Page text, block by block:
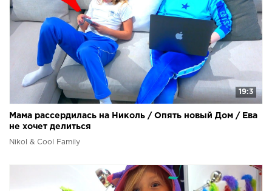
19:3
Мама рассердилась на Николь / Опять новый Дом / Ева
не хочет делиться
Nikol & Cool Family